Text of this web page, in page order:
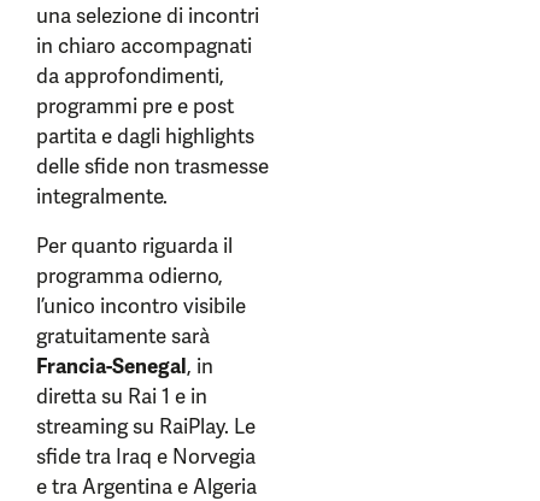
una selezione di incontri
in chiaro accompagnati
da approfondimenti,
programmi pre e post
partita e dagli highlights
delle sfide non trasmesse
integralmente.
Per quanto riguarda il
programma odierno,
l’unico incontro visibile
gratuitamente sarà
Francia-Senegal, in
diretta su Rai 1 e in
streaming su RaiPlay. Le
sfide tra Iraq e Norvegia
e tra Argentina e Algeria